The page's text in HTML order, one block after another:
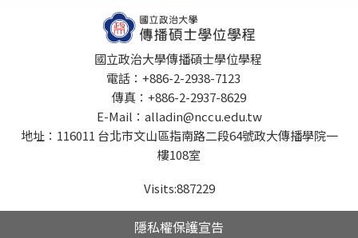
國立政治大學傳播碩士學位學程
電話：+886-2-2938-7123
傳真：+886-2-2937-8629
E-Mail：alladin@nccu.edu.tw
地址：116011 台北市文山區指南路二段64號政大傳播學院一
樓108室
Visits:887229
隱私權保護宣告